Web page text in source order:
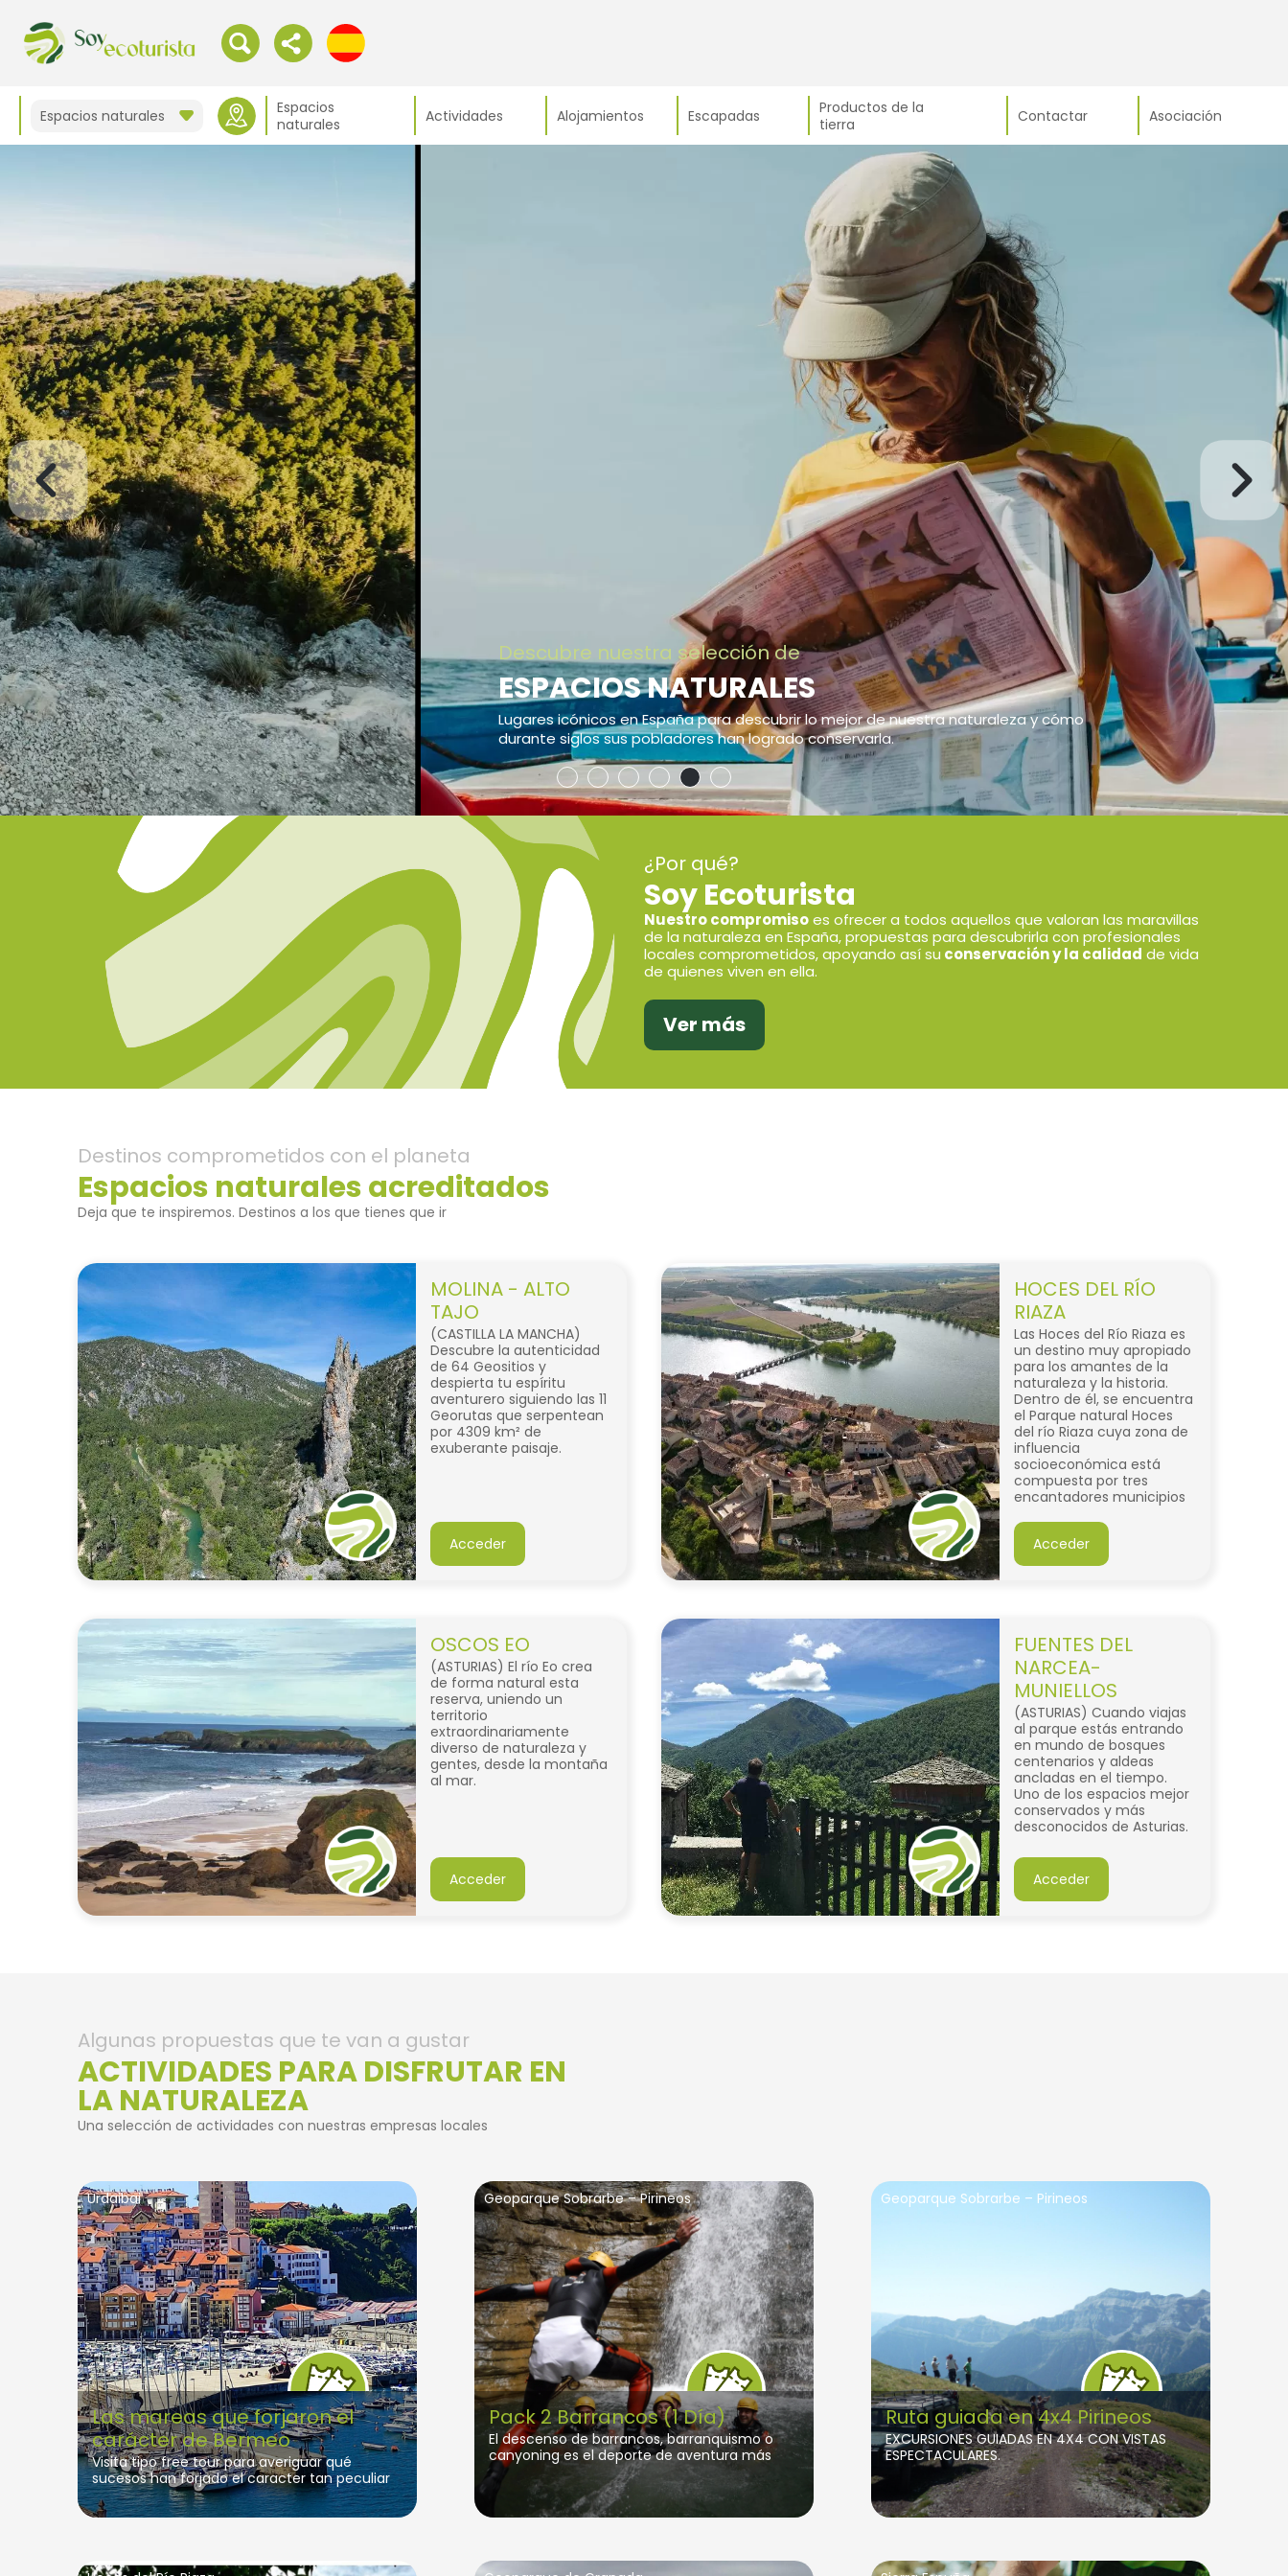
Espacios naturales
Espacios
naturales
Actividades Alojamientos Escapadas
Productos de la
tierra
Contactar Asociación
Disfrutar y proteger la naturaleza
EXPERIENCIAS DE AUTÉNTICO ECOTURISMO
EN ESPACIOS NATURALES ÚNICOS
Con anfitriones que contribuyen la conservación de la naturaleza y el desarrollo local.
Ver más
¿Por qué?
Soy Ecoturista
Nuestro compromisoes ofrecer a todos aquellos que valoran las maravillas
de la naturaleza en España, propuestas para descubrirla con profesionales
locales comprometidos, apoyando así su conservación y la calidad de vida
de quienes viven en ella.
Ver más
Destinos comprometidos con el planeta
Espacios naturales acreditados
Deja que te inspiremos. Destinos a los que tienes que ir
MOLINA - ALTO
TAJO
(CASTILLA LA MANCHA)
Descubre la autenticidad
de 64 Geositios y
despierta tu espíritu
aventurero siguiendo las 11
Georutas que serpentean
por 4309 km² de
exuberante paisaje.
Acceder
HOCES DEL RÍO
RIAZA
Las Hoces del Río Riaza es
un destino muy apropiado
para los amantes de la
naturaleza y la historia.
Dentro de él, se encuentra
el Parque natural Hoces
del río Riaza cuya zona de
influencia
socioeconómica está
compuesta por tres
encantadores municipios
paisajes impresionantes,
sino también una riqueza
cultural que cautiva a sus
Acceder
OSCOS EO
(ASTURIAS) El río Eo crea
de forma natural esta
reserva, uniendo un
territorio
extraordinariamente
diverso de naturaleza y
gentes, desde la montaña
al mar.
Acceder
FUENTES DEL
NARCEA-
MUNIELLOS
(ASTURIAS) Cuando viajas
al parque estás entrando
en mundo de bosques
centenarios y aldeas
ancladas en el tiempo.
Uno de los espacios mejor
conservados y más
desconocidos de Asturias.
Acceder
Algunas propuestas que te van a gustar
ACTIVIDADES PARA DISFRUTAR EN
LA NATURALEZA
Una selección de actividades con nuestras empresas locales
Urdaibai
Las mareas que forjaron el
carácter de Bermeo
Visita tipo free tour para averiguar qué
sucesos han forjado el caracter tan peculiar
de la villa marinera por excelencia de la
Reserva de la Biosfera de Urdaibai. Lo haremos
Geoparque Sobrarbe – Pirineos
Pack 2 Barrancos (1 Día)
El descenso de barrancos, barranquismo o
canyoning es el deporte de aventura más
practicado en Huesca.
Pero no pretendemos quedarnos solo con
eso. Gracias a nuestro compromiso con la
inmersión en nuestro territorio. Los guías muy
Geoparque Sobrarbe – Pirineos
Ruta guiada en 4x4 Pirineos
EXCURSIONES GUIADAS EN 4X4 CON VISTAS
ESPECTACULARES.
Salidas desde Aínsa, Huesca.
Panorámicas impresionantes, aire puro y
corazón del Pirineo, siempre con la máxima